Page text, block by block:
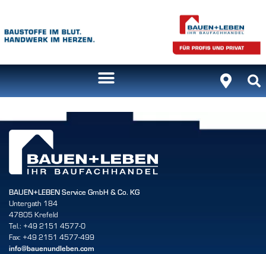
BAUEN+LEBEN Service GmbH & Co. KG
Untergath 184
47805 Krefeld
Tel.: +49 2151 4577-0
Fax: +49 2151 4577-499
info@bauenundleben.com